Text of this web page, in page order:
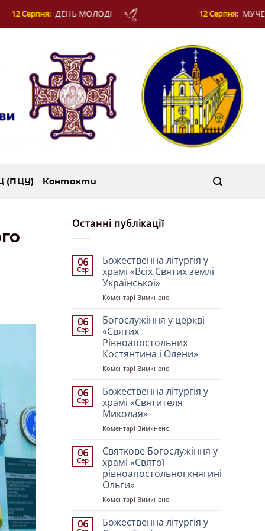
12 Серпня: МУЧЕНИКІВ ФОТІЯ Й АНКИТИ
(ПЦУ) Контакти
Останні публікації
06
Сер
Божественна літургія у
храмі «Всіх Святих землі
Української»
Коментарі Вимкнено
літургія
у
«Всіх
Святих
06
Сер
Богослужіння у церкві
«Святих
Рівноапостольних
Костянтина і Олени»
Коментарі Вимкнено
у
церкві
«Святих
Олени»
06
Сер
Божественна літургія у
храмі «Святителя
Миколая»
Коментарі Вимкнено
літургія
«Святителя
06
Сер
Святкове Богослужіння у
храмі «Святої
рівноапостольної княгині
Ольги»
Коментарі Вимкнено
Богослужіння
06
Божественна літургія у